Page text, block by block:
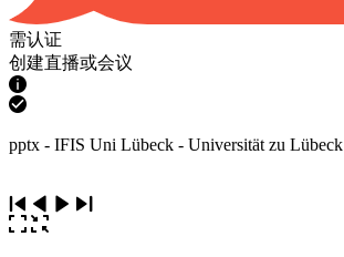
需认证
创建直播或会议
pptx - IFIS Uni Lübeck - Universität zu Lübeck